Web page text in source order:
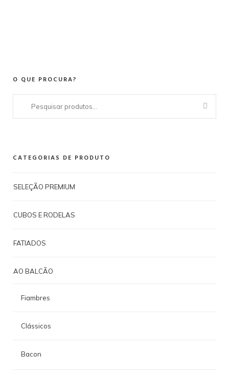
O QUE PROCURA?
CATEGORIAS DE PRODUTO
SELEÇÃO PREMIUM
CUBOS E RODELAS
FATIADOS
AO BALCÃO
Fiambres
Clássicos
Bacon